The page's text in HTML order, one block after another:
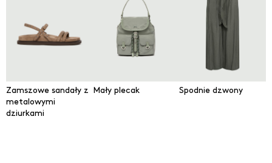
Zamszowe sandały z
metalowymi
dziurkami
Mały plecak Spodnie dzwony